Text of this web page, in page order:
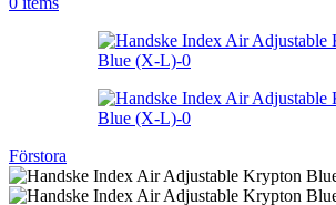
Förstora